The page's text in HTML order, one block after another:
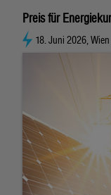
Preis für
18. Juni 2026, Wien